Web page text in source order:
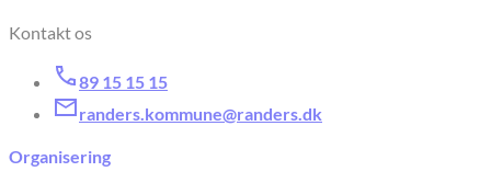
Kontakt os
89 15 15 15
randers.kommune@randers.dk
Organisering